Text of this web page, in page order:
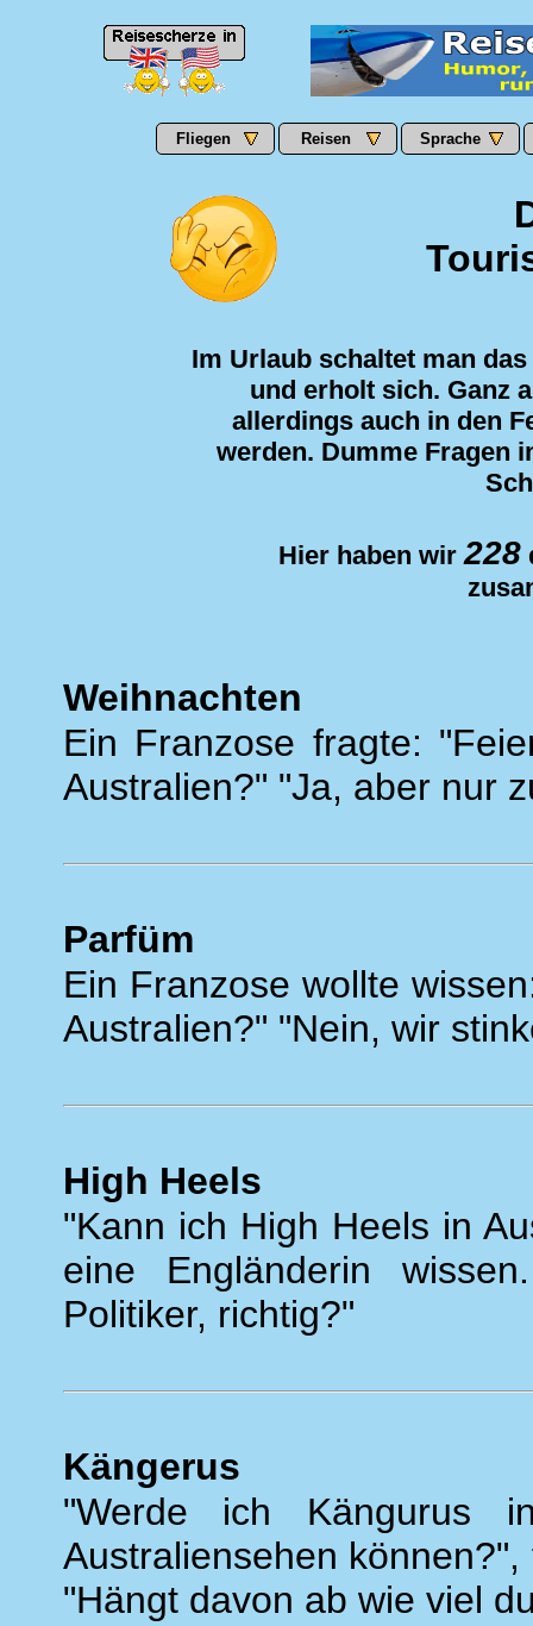
Fliegen Reisen Sprache
Im Urlaub schaltet man
und erholt sich. Ganz
allerdings auch in den
werden. Dumme Fragen
Hier haben wir228
Weihnachten
Ein Franzose fragte:
Australien?" "Ja, aber nur
Parfüm
Ein Franzose wollte
Australien?" "Nein, wir
High Heels
"Kann ich High Heels in
eine Engländerin
Politiker, richtig?"
Kängerus
"Werde ich Kängurus
Australiensehen
"Hängt davon ab wie viel